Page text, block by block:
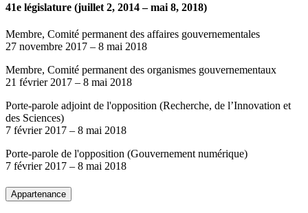
41e législature (juillet 2, 2014 – mai 8, 2018)
Membre, Comité permanent des affaires gouvernementales
27 novembre 2017 – 8 mai 2018
Membre, Comité permanent des organismes gouvernementaux
21 février 2017 – 8 mai 2018
Porte-parole adjoint de l'opposition (Recherche, de l’Innovation et
des Sciences)
7 février 2017 – 8 mai 2018
Porte-parole de l'opposition (Gouvernement numérique)
7 février 2017 – 8 mai 2018
Appartenance